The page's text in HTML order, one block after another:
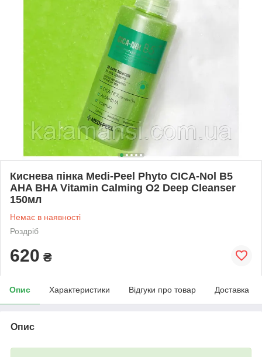
Киснева пінка Medi-Peel Phyto CICA-Nol B5
AHA BHA Vitamin Calming O2 Deep Cleanser
150мл
Немає в наявності
Роздріб
620 ₴
Опис Характеристики Відгуки про товар Доставка
Опис